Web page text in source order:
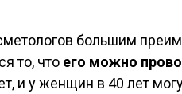
большим
то, что его можно
и у женщин в 40 лет